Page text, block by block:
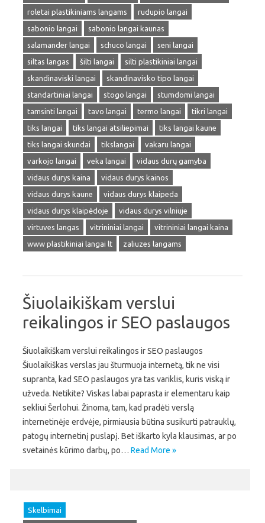
roletai plastikiniams langams
rudupio langai
sabonio langai
sabonio langai kaunas
salamander langai
schuco langai
seni langai
siltas langas
šilti langai
silti plastikiniai langai
skandinaviski langai
skandinavisko tipo langai
standartiniai langai
stogo langai
stumdomi langai
tamsinti langai
tavo langai termo langai
tikri langai
tiks langai
tiks langai atsiliepimai
tiks langai kaune
tiks langai skundai
tikslangai
vakaru langai
varkojo langai
veka langai
vidaus durų gamyba
vidaus durys kaina
vidaus durys kainos
vidaus durys kaune
vidaus durys klaipeda
vidaus durys klaipėdoje
vidaus durys vilniuje
virtuves langas
vitrininiai langai
vitrininiai langai kaina
www plastikiniai langai lt
zaliuzes langams
Šiuolaikiškam verslui
reikalingos ir SEO paslaugos
Šiuolaikiškam verslui reikalingos ir SEO paslaugos
Šiuolaikiškas verslas jau šturmuoja internetą, tik ne visi
supranta, kad SEO paslaugos yra tas variklis, kuris viską ir
užveda. Netikite? Viskas labai paprasta ir elementaru kaip
sekliui Šerlohui. Žinoma, tam, kad pradėti verslą
internetinėje erdvėje, pirmiausia būtina susikurti patrauklų,
patogų internetinį puslapį. Bet iškarto kyla klausimas, ar po
svetainės kūrimo darbų, po… Read More »
Skelbimai